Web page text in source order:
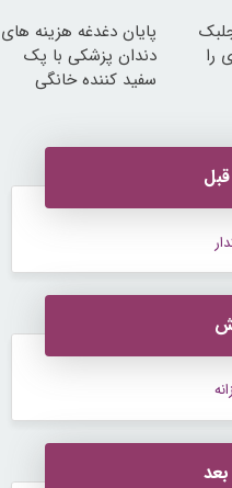
را
پایان دغدغه هزینه های
دندان پزشکی با پک
سفید کننده خانگی